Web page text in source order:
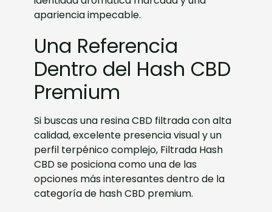
apariencia impecable.
Una Referencia
Dentro del Hash CBD
Premium
Si buscas una resina CBD filtrada con alta
calidad, excelente presencia visual y un
perfil terpénico complejo, Filtrada Hash
CBD se posiciona como una de las
opciones más interesantes dentro de la
categoría de hash CBD premium.